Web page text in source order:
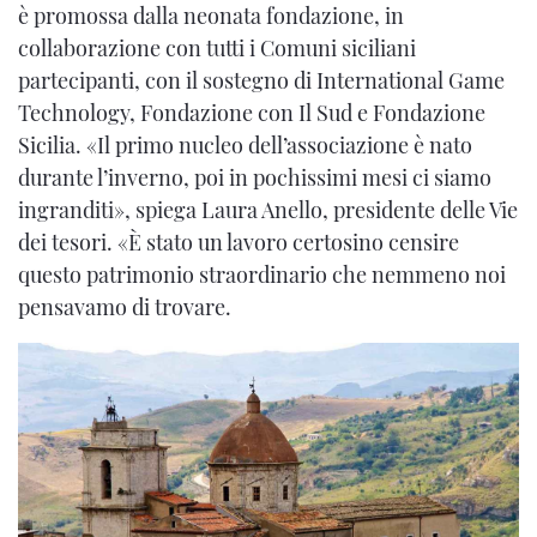
è promossa dalla neonata fondazione, in
collaborazione con tutti i Comuni siciliani
partecipanti, con il sostegno di International Game
Technology, Fondazione con Il Sud e Fondazione
Sicilia. «Il primo nucleo dell’associazione è nato
durante l’inverno, poi in pochissimi mesi ci siamo
ingranditi», spiega Laura Anello, presidente delle Vie
dei tesori. «È stato un lavoro certosino censire
questo patrimonio straordinario che nemmeno noi
pensavamo di trovare.